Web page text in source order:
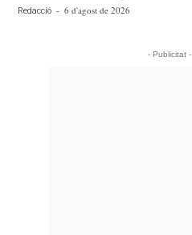
Redacció - 6 d'agost de 2026
- Publicitat -